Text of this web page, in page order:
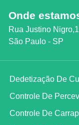
Onde
Rua Justino
São Paulo - SP
Dedetização De
Controle De
Controle De